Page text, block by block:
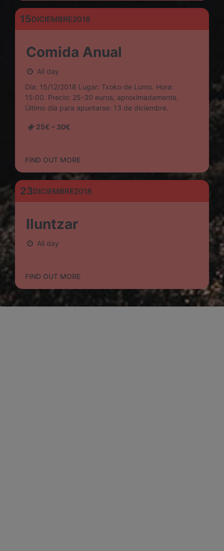
15DICIEMBRE2018
Comida Anual
All day
Día: 15/12/2018 Lugar: Txoko de Lumo. Hora:
15:00. Precio: 25-30 euros, aproximadamente.
Último día para apuntarse: 13 de diciembre.
25€ – 30€
FIND OUT MORE
23DICIEMBRE2018
Iluntzar
All day
FIND OUT MORE